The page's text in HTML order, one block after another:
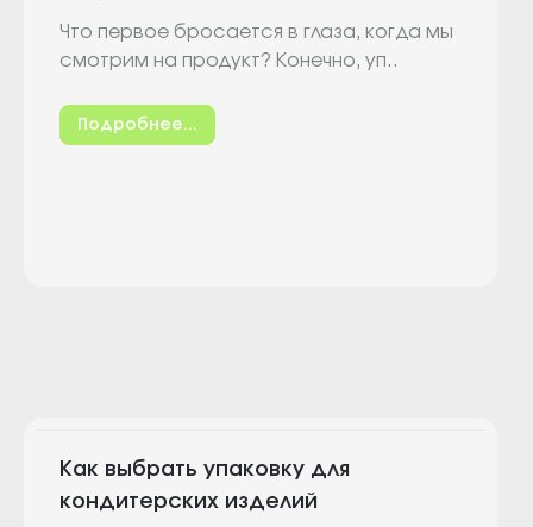
тенденций дизайна упаковки 2017
года
Что первое бросается в глаза, когда мы
смотрим на продукт? Конечно, уп..
Подробнее...
Как выбрать упаковку для
кондитерских изделий